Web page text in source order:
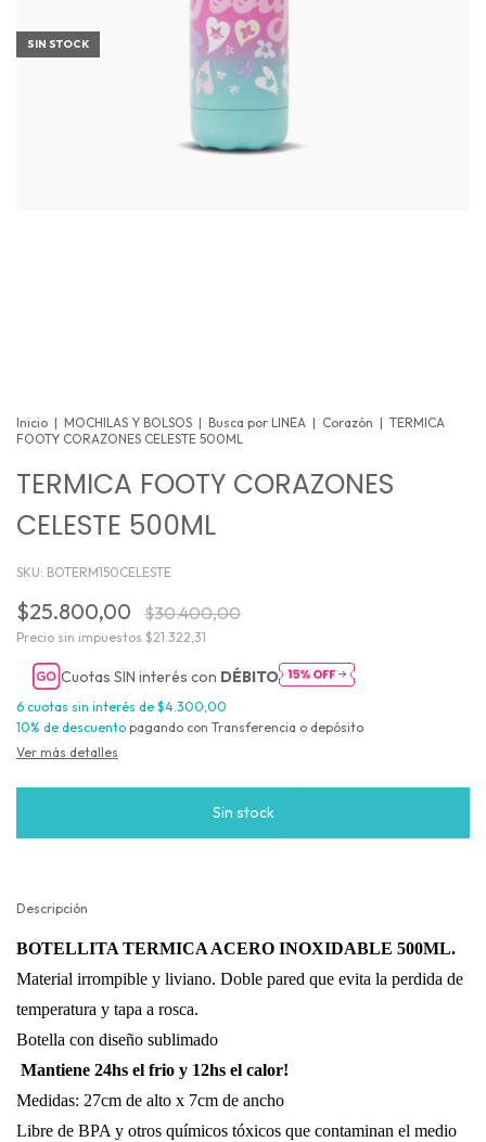
SIN STOCK
Inicio | MOCHILAS Y BOLSOS | Busca por LINEA | Corazón | TERMICA
FOOTY CORAZONES CELESTE 500ML
TERMICA FOOTY CORAZONES
CELESTE 500ML
SKU: BOTERM150CELESTE
$25.800,00 $30.400,00
Precio sin impuestos $21.322,31
Cuotas SIN interés con DÉBITO
6 cuotas sin interés de $4.300,00
10% de descuento pagando con Transferencia o depósito
Ver más detalles
Descripción
BOTELLITA TERMICA ACERO INOXIDABLE 500ML.
Material irrompible y liviano. Doble pared que evita la perdida de
temperatura y tapa a rosca.
Botella con diseño sublimado
Mantiene 24hs el frio y 12hs el calor!
Medidas: 27cm de alto x 7cm de ancho
Libre de BPA y otros químicos tóxicos que contaminan el medio